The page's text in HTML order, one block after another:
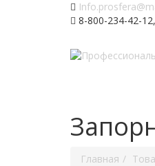
8-800-234-42-
Главная